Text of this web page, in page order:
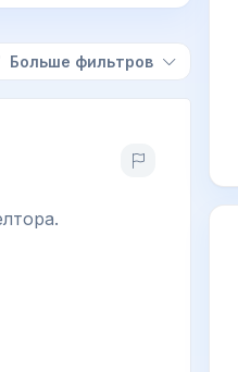
Больше фильтров